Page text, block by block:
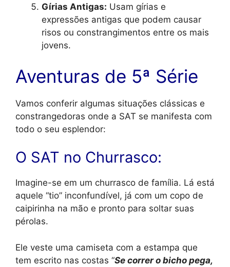
Gírias Antigas: Usam gírias e
expressões antigas que podem causar
risos ou constrangimentos entre os mais
jovens.
Aventuras de 5ª Série
Vamos conferir algumas situações clássicas e
constrangedoras onde a SAT se manifesta com
todo o seu esplendor:
O SAT no Churrasco:
Imagine-se em um churrasco de família. Lá está
aquele “tio” inconfundível, já com um copo de
caipirinha na mão e pronto para soltar suas
pérolas.
Ele veste uma camiseta com a estampa que
tem escrito nas costas “Se correr o bicho pega,